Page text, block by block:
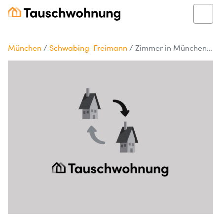
München / Schwabing-Freimann / Zimmer in München, Schwabing-Freimann, 12 m²